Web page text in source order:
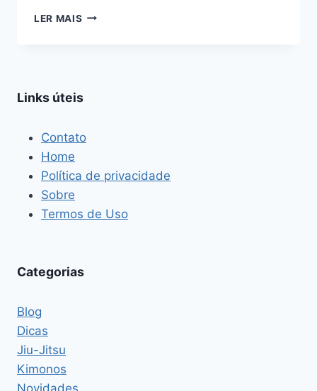
LER MAIS COMO
O
JITSU
CASUAL
Links úteis
Contato
Home
Política de privacidade
Sobre
Termos de Uso
Categorias
Blog
Dicas
Jiu-Jitsu
Kimonos